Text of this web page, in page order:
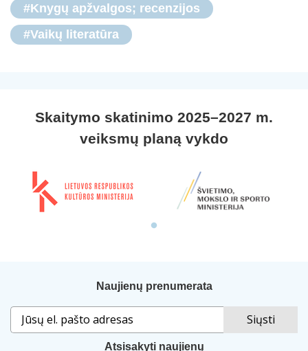
#Knygų apžvalgos; recenzijos
#Vaikų literatūra
Skaitymo skatinimo 2025–2027 m.
veiksmų planą vykdo
Naujienų prenumerata
Atsisakyti naujienų